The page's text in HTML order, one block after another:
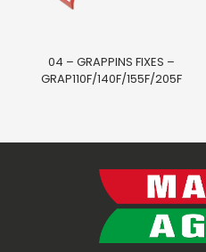
04 – GRAPPINS FIXES –
GRAP110F/140F/155F/205F